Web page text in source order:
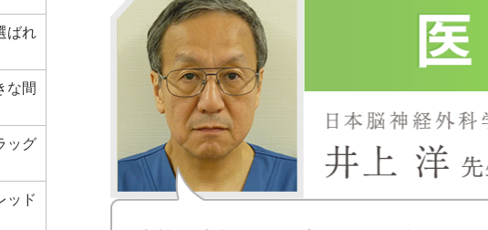
ばれ
な間
ッグ
ッド